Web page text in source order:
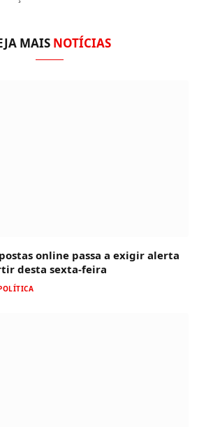
MAIS NOTÍCIAS
online passa a exigir alerta
desta sexta-feira